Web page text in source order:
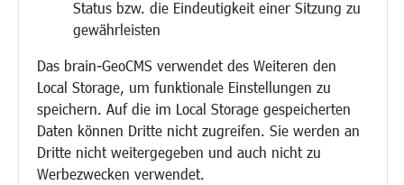
Status bzw. die Eindeutigkeit einer Sitzung zu
gewährleisten
Das brain-GeoCMS verwendet des Weiteren den
Local Storage, um funktionale Einstellungen zu
speichern. Auf die im Local Storage gespeicherten
Daten können Dritte nicht zugreifen. Sie werden an
Dritte nicht weitergegeben und auch nicht zu
Werbezwecken verwendet.
Umwelt/Klima/Abfall
Verkehr/Mobilität
Glasfaserausbau
Aktuelle Baustellen
Paddelteich
CINDY S
Kultur/Freizeit/Tourismus